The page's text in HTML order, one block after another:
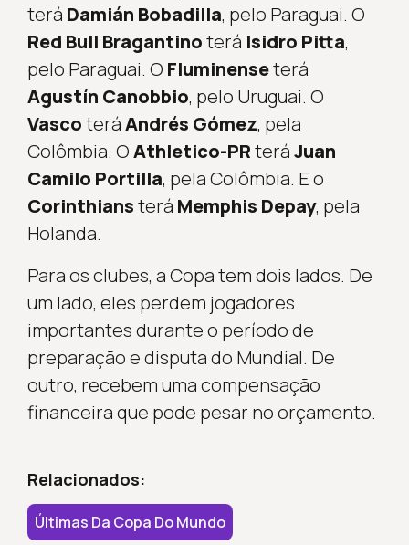
terá Damián Bobadilla, pelo Paraguai. O
Red Bull Bragantinoterá Isidro Pitta,
pelo Paraguai. O Fluminenseterá
Agustín Canobbio, pelo Uruguai. O
VascoteráAndrés Gómez, pela
Colômbia. OAthletico-PRteráJuan
Camilo Portilla, pela Colômbia. E o
Corinthiansterá Memphis Depay, pela
Holanda.
Para os clubes, a Copa tem dois lados. De
um lado, eles perdem jogadores
importantes durante o período de
preparação e disputa do Mundial. De
outro, recebem uma compensação
financeira que pode pesar no orçamento.
Relacionados:
Últimas Da Copa Do Mundo